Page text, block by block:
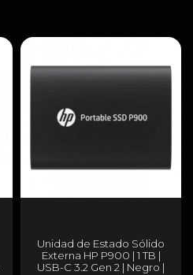
Unidad de Estado Sólido
Externa HP P900 | 1 TB |
USB-C 3.2 Gen 2 | Negro |